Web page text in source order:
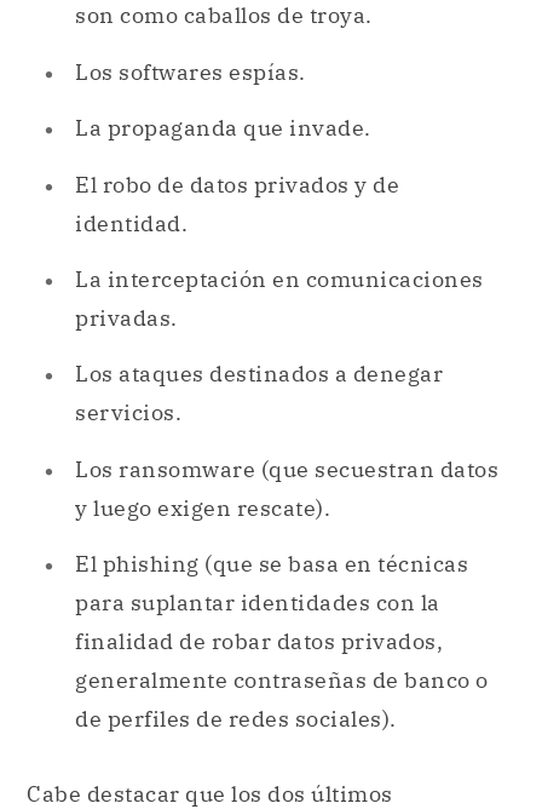
son como caballos de troya.
Los softwares espías.
La propaganda que invade.
El robo de datos privados y de
identidad.
La interceptación en comunicaciones
privadas.
Los ataques destinados a denegar
servicios.
Los ransomware (que secuestran datos
y luego exigen rescate).
El phishing (que se basa en técnicas
para suplantar identidades con la
finalidad de robar datos privados,
generalmente contraseñas de banco o
de perfiles de redes sociales).
Cabe destacar que los dos últimos